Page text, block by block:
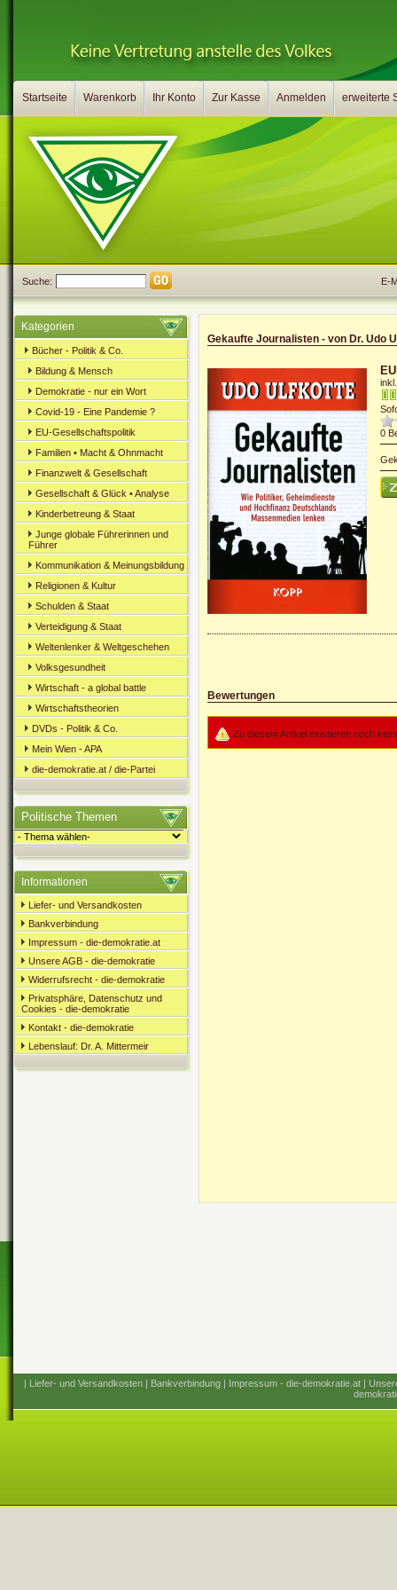
Startseite Warenkorb Ihr Konto Zur Kasse Anmelden erweiterte
Suche: E-
Kategorien
Bücher - Politik & Co.
Bildung & Mensch
Demokratie - nur ein Wort
Covid-19 - Eine Pandemie ?
EU-Gesellschaftspolitik
Familien • Macht & Ohnmacht
Finanzwelt & Gesellschaft
Gesellschaft & Glück • Analyse
Kinderbetreung & Staat
Junge globale Führerinnen und
Führer
Kommunikation & Meinungsbildung
Religionen & Kultur
Schulden & Staat
Verteidigung & Staat
Weltenlenker & Weltgeschehen
Volksgesundheit
Wirtschaft - a global battle
Wirtschaftstheorien
DVDs - Politik & Co.
Mein Wien - APA
die-demokratie.at / die-Partei
Politische Themen
Informationen
Liefer- und Versandkosten
Bankverbindung
Impressum - die-demokratie.at
Unsere AGB - die-demokratie
Widerrufsrecht - die-demokratie
Privatsphäre, Datenschutz und
Cookies - die-demokratie
Kontakt - die-demokratie
Lebenslauf: Dr. A. Mittermeir
Gekaufte Journalisten - von Dr. Udo
0
Bewertungen
Zu diesem Artikel existieren noch
| Liefer- und Versandkosten | Bankverbindung | Impressum - die-demokratie.at |